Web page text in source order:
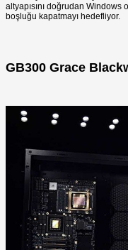
altyapısını doğrudan Windows
boşluğu kapatmayı hedefliyor.
GB300 Grace